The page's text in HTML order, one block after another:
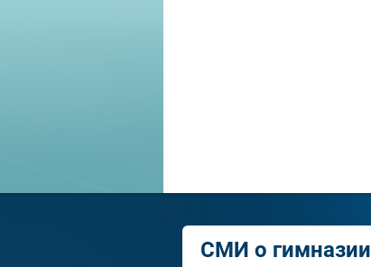
СМИ о гимназии